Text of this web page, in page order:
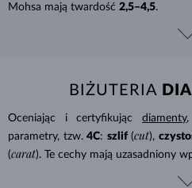
Mohsa mają twardość 2,5–4,5.
BIŻUTERIA
Oceniając i certyfikującdiamenty,
parametry, tzw. 4C: szlif (cut),
(carat). Te cechy mają uzasadniony